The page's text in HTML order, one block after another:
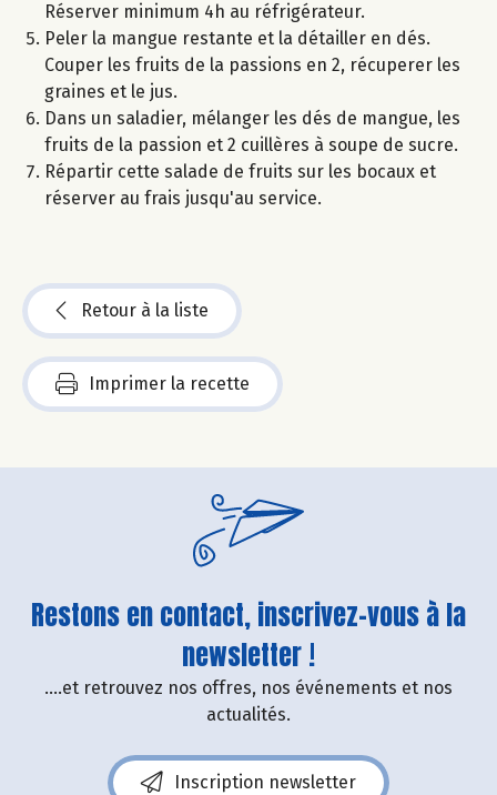
Réserver minimum 4h au réfrigérateur.
Peler la mangue restante et la détailler en dés.
Couper les fruits de la passions en 2, récuperer les
graines et le jus.
Dans un saladier, mélanger les dés de mangue, les
fruits de la passion et 2 cuillères à soupe de sucre.
Répartir cette salade de fruits sur les bocaux et
réserver au frais jusqu'au service.
Retour à la liste
Imprimer la recette
Restons en contact, inscrivez-vous à la
newsletter !
....et retrouvez nos offres, nos événements et nos
actualités.
Inscription newsletter